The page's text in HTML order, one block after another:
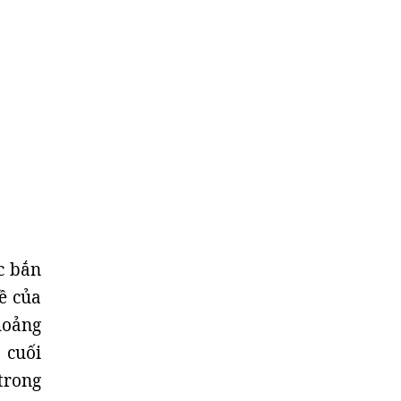
bắn
của
cuối